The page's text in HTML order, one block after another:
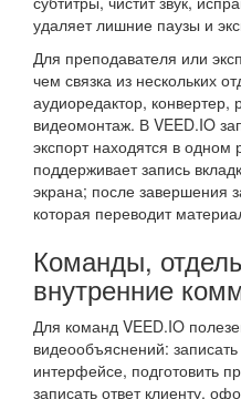
удаляет лишние паузы и
Для преподавателя или
чем связка из нескольких
аудиоредактор, конвертер,
видеомонтаж. В VEED.IO
экспорт находятся в
поддерживает запись
экрана; после завершения
которая переводит
Команды,
внутренние
Для команд VEED.IO
видеообъяснений:
интерфейсе, подготовить
записать ответ клиенту,